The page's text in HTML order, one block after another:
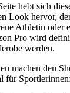
hebt sich
Look hervor,
Athletin oder
Pro wird
werden.
machen den
für Sportlerinnen: